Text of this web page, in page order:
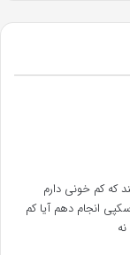
که کم خونی دارم
انجام دهم آیا کم